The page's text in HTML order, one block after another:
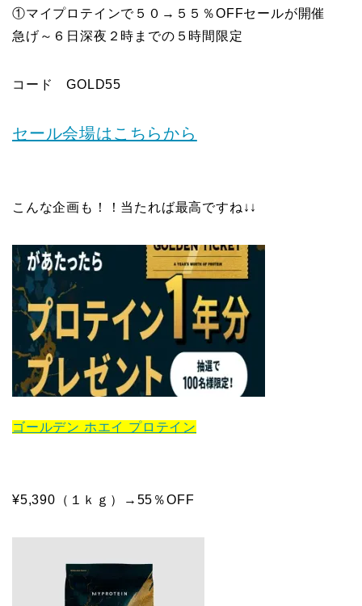
①マイプロテインで５０→５５％OFFセールが開催
急げ～６日深夜２時までの５時間限定
コード GOLD55
セール会場はこちらから
こんな企画も！！当たれば最高ですね↓↓
ゴールデン ホエイ プロテイン
¥5,390（１ｋｇ）→55％OFF